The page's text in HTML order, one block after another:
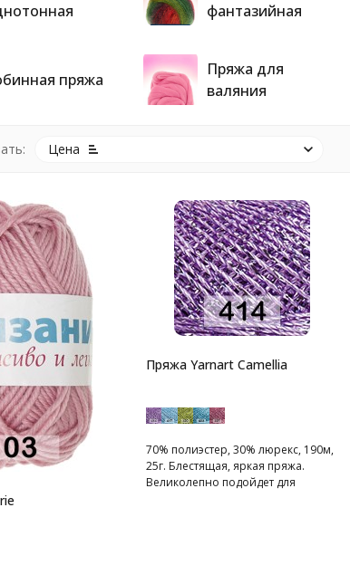
фантазийная
пряжа
Пряжа для
валяния
Цена
Пряжа Yarnart Camellia
70% полиэстер, 30% люрекс, 190м,
25г. Блестящая, яркая пряжа.
Великолепно подойдет для